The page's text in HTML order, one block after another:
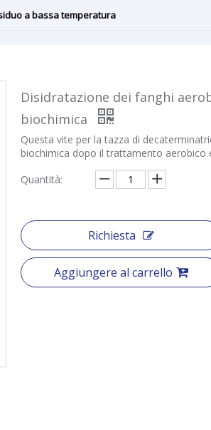
a bassa temperatura
Disidratazione dei fanghi
biochimica
Questa vite per la tazza di
biochimica dopo il trattamento aerobico
Quantità:
Richiesta
Aggiungere al carrello